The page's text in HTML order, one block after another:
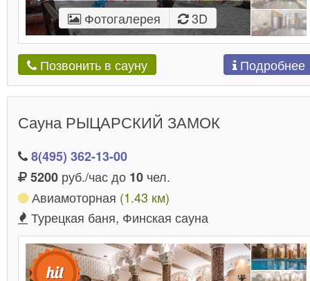
Фотогалерея 3D
Позвонить в сауну Подробнее
Сауна РЫЦАРСКИЙ ЗАМОК
8(495) 362-13-00
5200 руб./час до 10 чел.
Авиамоторная (1.43 км)
Турецкая баня, Финская сауна